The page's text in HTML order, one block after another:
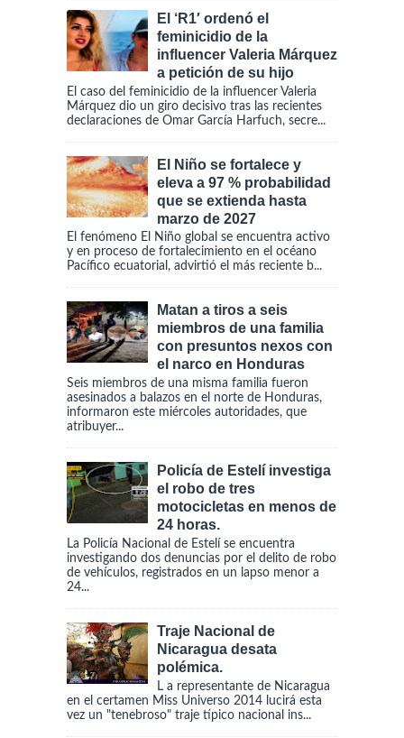
El ‘R1′ ordenó el
feminicidio de la
influencer Valeria Márquez
a petición de su hijo
El caso del feminicidio de la influencer Valeria
Márquez dio un giro decisivo tras las recientes
declaraciones de Omar García Harfuch, secre...
El Niño se fortalece y
eleva a 97 % probabilidad
que se extienda hasta
marzo de 2027
El fenómeno El Niño global se encuentra activo
y en proceso de fortalecimiento en el océano
Pacífico ecuatorial, advirtió el más reciente b...
Matan a tiros a seis
miembros de una familia
con presuntos nexos con
el narco en Honduras
Seis miembros de una misma familia fueron
asesinados a balazos en el norte de Honduras,
informaron este miércoles autoridades, que
atribuyer...
Policía de Estelí investiga
el robo de tres
motocicletas en menos de
24 horas.
La Policía Nacional de Estelí se encuentra
investigando dos denuncias por el delito de robo
de vehículos, registrados en un lapso menor a
24...
Traje Nacional de
Nicaragua desata
polémica.
L a representante de Nicaragua
en el certamen Miss Universo 2014 lucirá esta
vez un "tenebroso" traje típico nacional ins...